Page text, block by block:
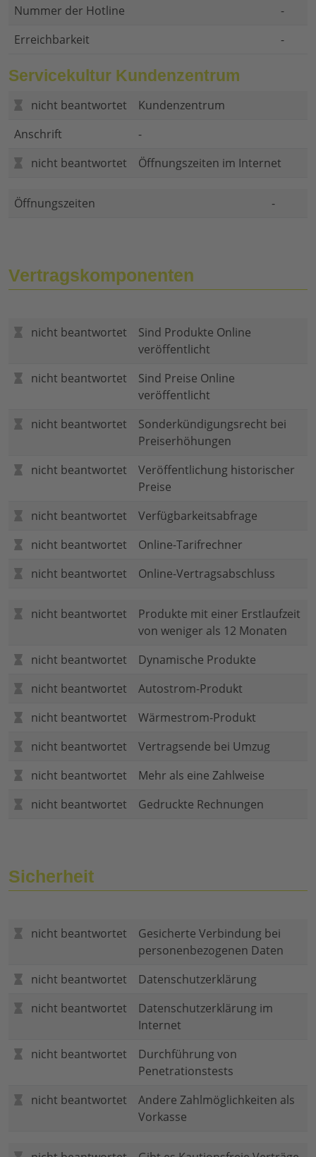
Nummer der Hotline
-
Erreichbarkeit
-
Servicekultur Kundenzentrum
nicht beantwortet
Kundenzentrum
Anschrift
-
nicht beantwortet
Öffnungszeiten im Internet
Öffnungszeiten -
Vertragskomponenten
nicht beantwortet
Sind Produkte Online
veröffentlicht
nicht beantwortet
Sind Preise Online
veröffentlicht
nicht beantwortet
Sonderkündigungsrecht bei
Preiserhöhungen
nicht beantwortet
Veröffentlichung historischer
Preise
nicht beantwortet
Verfügbarkeitsabfrage
nicht beantwortet
Online-Tarifrechner
nicht beantwortet
Online-Vertragsabschluss
nicht beantwortet
Produkte mit einer Erstlaufzeit
von weniger als 12 Monaten
nicht beantwortet
Dynamische Produkte
nicht beantwortet
Autostrom-Produkt
nicht beantwortet
Wärmestrom-Produkt
nicht beantwortet
Vertragsende bei Umzug
nicht beantwortet
Mehr als eine Zahlweise
nicht beantwortet
Gedruckte Rechnungen
Sicherheit
nicht beantwortet
Gesicherte Verbindung bei
personenbezogenen Daten
nicht beantwortet
Datenschutzerklärung
nicht beantwortet
Datenschutzerklärung im
Internet
nicht beantwortet
Durchführung von
Penetrationstests
nicht beantwortet
Andere Zahlmöglichkeiten als
Vorkasse